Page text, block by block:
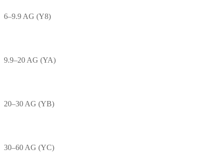
6–9.9 AG (Y8)
9.9–20 AG (YA)
20–30 AG (YB)
30–60 AG (YC)